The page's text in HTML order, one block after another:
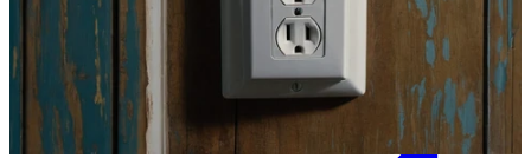
BMW i4 opladningskabel
Type 2
11 kW